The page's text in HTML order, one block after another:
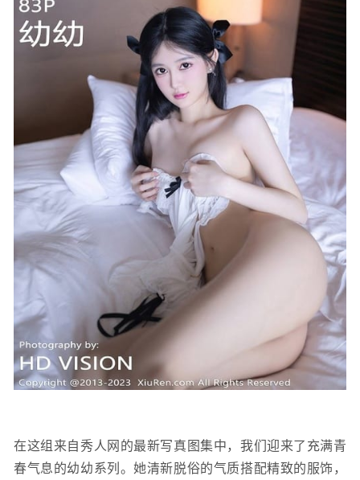
在这组来自秀人网的最新写真图集中，我们迎来了充满青
春气息的幼幼系列。她清新脱俗的气质搭配精致的服饰，